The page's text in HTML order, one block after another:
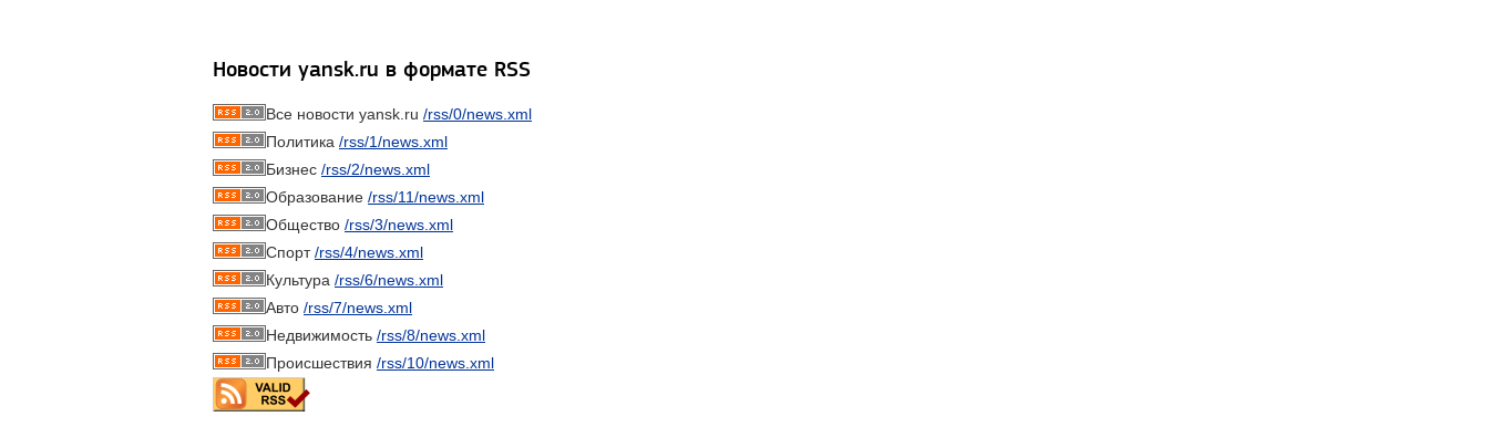
Новости yansk.ru в формате RSS
Все новости yansk.ru /rss/0/news.xml
Политика /rss/1/news.xml
Бизнес /rss/2/news.xml
Образование /rss/11/news.xml
Общество /rss/3/news.xml
Спорт/rss/4/news.xml
Культура /rss/6/news.xml
Авто /rss/7/news.xml
Недвижимость /rss/8/news.xml
Происшествия /rss/10/news.xml